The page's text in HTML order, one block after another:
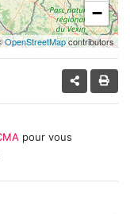
−
OpenStreetMapcontributors
pour vous